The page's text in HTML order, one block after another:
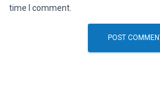
time I comment.